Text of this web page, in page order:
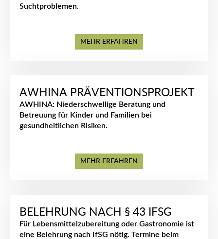
Suchtproblemen.
MEHR ERFAHREN
AWHINA PRÄVENTIONSPROJEKT
AWHINA: Niederschwellige Beratung und
Betreuung für Kinder und Familien bei
gesundheitlichen Risiken.
MEHR ERFAHREN
BELEHRUNG NACH § 43 IFSG
Für Lebensmittelzubereitung oder Gastronomie ist
eine Belehrung nach IfSG nötig. Termine beim